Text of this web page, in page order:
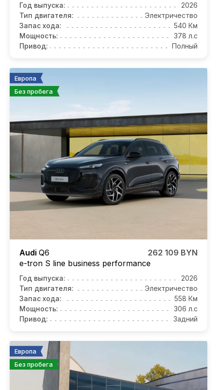
Год выпуска:
2026
Тип двигателя:
Электричество
Запас хода:
540 Км
Мощность:
378 л.с
Привод:
Полный
Европа
Без пробега
Audi Q6
e-tron S line business performance
262 109 BYN
Год выпуска:
2026
Тип двигателя:
Электричество
Запас хода:
558 Км
Мощность:
306 л.с
Привод:
Задний
Европа
Без пробега